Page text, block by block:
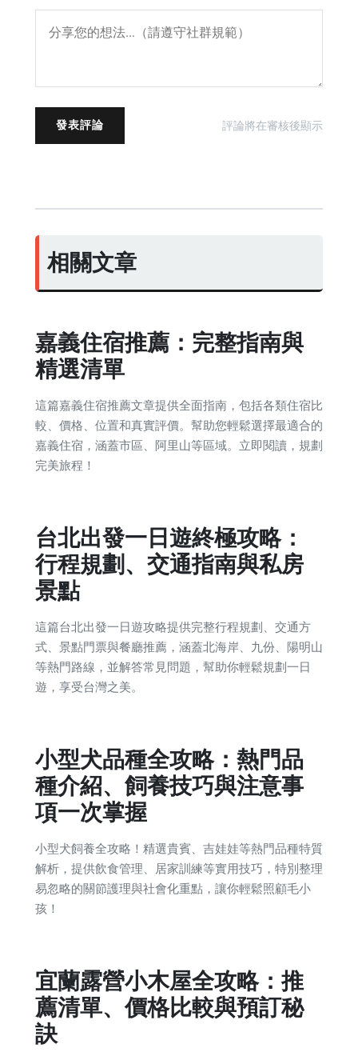
發表評論 評論將在審核後顯示
相關文章
嘉義住宿推薦：完整指南與
精選清單
這篇嘉義住宿推薦文章提供全面指南，包括各類住宿比
較、價格、位置和真實評價。幫助您輕鬆選擇最適合的
嘉義住宿，涵蓋市區、阿里山等區域。立即閱讀，規劃
完美旅程！
台北出發一日遊終極攻略：
行程規劃、交通指南與私房
景點
這篇台北出發一日遊攻略提供完整行程規劃、交通方
式、景點門票與餐廳推薦，涵蓋北海岸、九份、陽明山
等熱門路線，並解答常見問題，幫助你輕鬆規劃一日
遊，享受台灣之美。
小型犬品種全攻略：熱門品
種介紹、飼養技巧與注意事
項一次掌握
小型犬飼養全攻略！精選貴賓、吉娃娃等熱門品種特質
解析，提供飲食管理、居家訓練等實用技巧，特別整理
易忽略的關節護理與社會化重點，讓你輕鬆照顧毛小
孩！
宜蘭露營小木屋全攻略：推
薦清單、價格比較與預訂秘
訣